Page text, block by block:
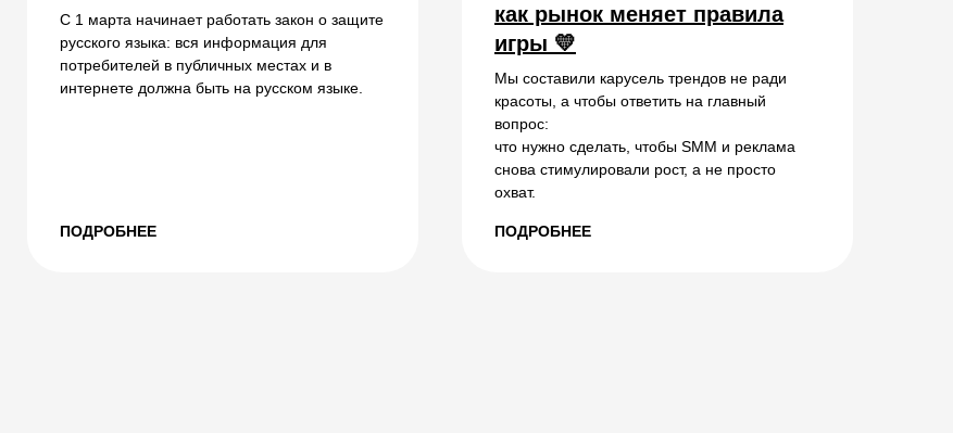
С 1 марта начинает работать закон о защите
русского языка: вся информация для
потребителей в публичных местах и в
интернете должна быть на русском языке.
ПОДРОБНЕЕ
как рынок меняет правила
игры 💛
Мы составили карусель трендов не ради
красоты, а чтобы ответить на главный
вопрос:
что нужно сделать, чтобы SMM и реклама
снова стимулировали рост, а не просто
охват.
ПОДРОБНЕЕ